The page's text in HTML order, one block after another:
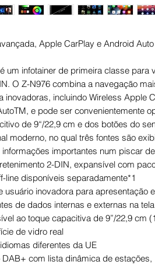
Apple CarPlay e Android
um infotainer de primeira classe para
O Z-N976 combina a navegação
inovadoras, incluindo Wireless Apple
e pode ser convenientemente
de 9“/22,9 cm e dos botões do
moderno, no qual três fontes são
importantes num piscar
2-DIN, expansível com
line disponíveis separadamente*1
usuário inovadora para apresentação
de dados internas e externas na
ao toque capacitiva de 9”/22,9 cm
de vidro real
diferentes da UE
com lista dinâmica de estações,